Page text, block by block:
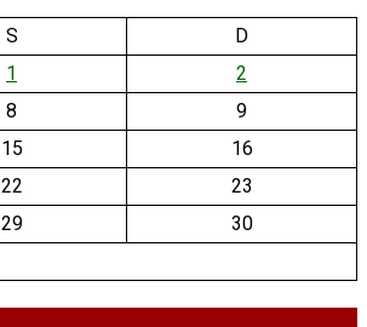
S
D
1
2
8
9
15
16
22
23
29
30